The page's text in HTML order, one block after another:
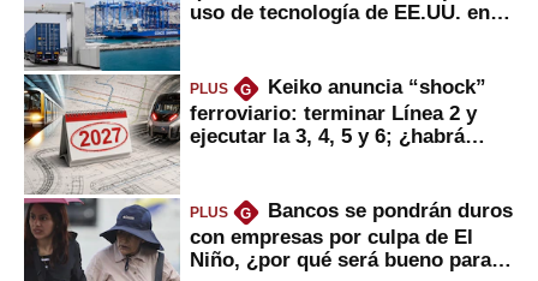
uso de tecnología de EE.UU. en
PLUS G
Keiko anuncia “shock”
ferroviario: terminar Línea 2 y
ejecutar la 3, 4, 5 y 6; ¿habrá
PLUS G
Bancos se pondrán duros
con empresas por culpa de El
Niño, ¿por qué será bueno para